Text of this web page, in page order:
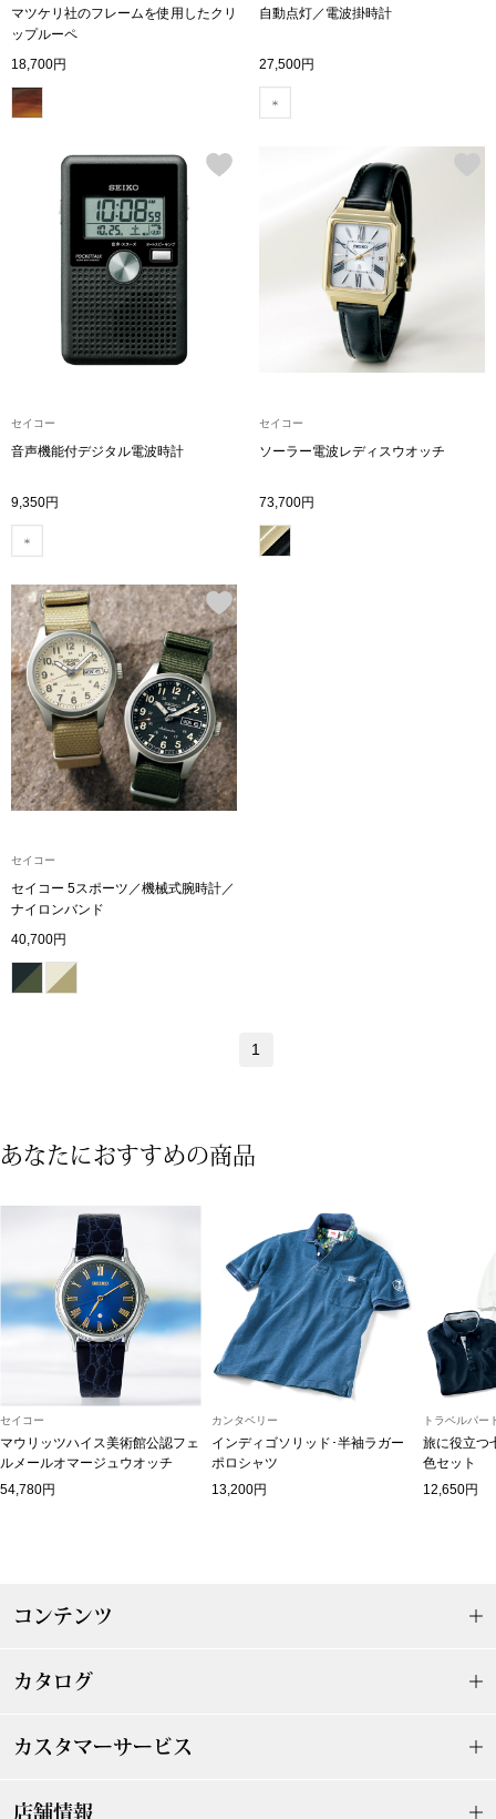
セイコー〉マウリッツハイス美術館公認フェ
ランド
集
ア
ス
ール／酒
スカーフ／ス
靴下
サングラス／
傘／日傘
その他
和装
【特集】
【特集】
おすすめカタ
BOGARD
RUGLOG
マツケリ社のフレームを使用したクリ
ップルーペ
18,700円
自動点灯／電波掛時計
27,500円
セイコー
音声機能付デジタル電波時計
9,350円
セイコー
ソーラー電波レディスウオッチ
73,700円
セイコー
セイコー 5スポーツ／機械式腕時計／
ナイロンバンド
40,700円
1
あなたにおすすめの商品
セイコー
マウリッツハイス美術館公認フェ
ルメールオマージュウオッチ
54,780円
カンタベリー
インディゴソリッド･半袖ラガー
ポロシャツ
13,200円
トラベルパー
旅に役立つ
色セット
12,650円
コンテンツ
カタログ
カスタマーサービス
店舗情報